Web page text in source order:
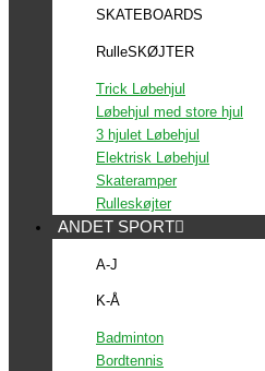
SKATEBOARDS
RulleSKØJTER
Trick Løbehjul
Løbehjul med store hjul
3 hjulet Løbehjul
Elektrisk Løbehjul
Skateramper
Rulleskøjter
ANDET SPORT
A-J
K-Å
Badminton
Bordtennis